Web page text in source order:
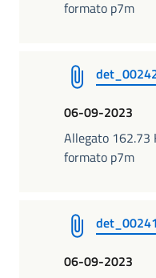
formato p7m
06-09-2023
Allegato 162.73
formato p7m
06-09-2023